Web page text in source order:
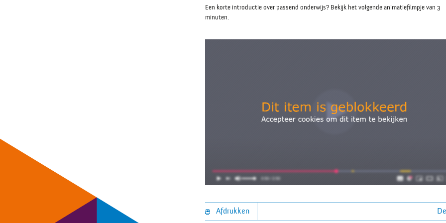
Een korte introductie over passend onderwijs? Bekijk het volgende animatiefilmpje van 3
minuten.
Afdrukken